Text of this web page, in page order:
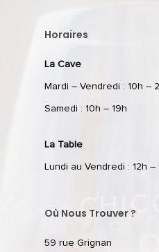
Horaires
La Cave
Mardi – Vendredi : 10h –
Samedi : 10h – 19h
La Table
Lundi au Vendredi : 12h –
Où Nous Trouver ?
59 rue Grignan